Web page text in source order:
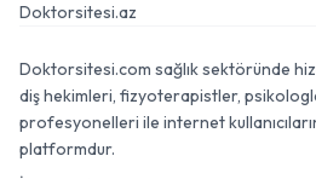
Doktorsitesi.az
Doktorsitesi.com sağlık sektöründe
diş hekimleri, fizyoterapistler,
profesyonelleri ile internet
platformdur.